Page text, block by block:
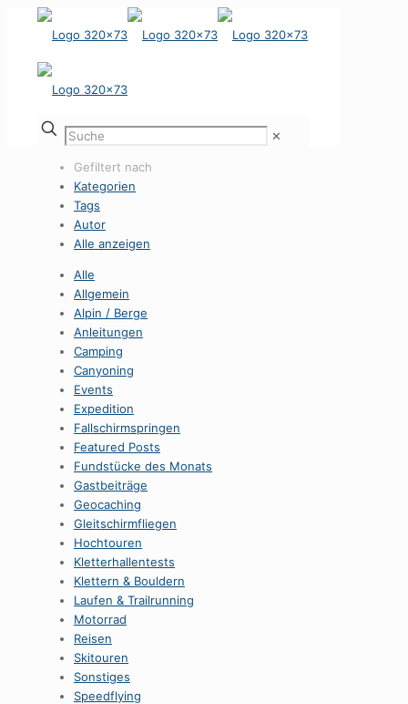
✕
Gefiltert nach
Kategorien
Tags
Autor
Alle anzeigen
Alle
Allgemein
Alpin / Berge
Anleitungen
Camping
Canyoning
Events
Expedition
Fallschirmspringen
Featured Posts
Fundstücke des Monats
Gastbeiträge
Geocaching
Gleitschirmfliegen
Hochtouren
Kletterhallentests
Klettern & Bouldern
Laufen & Trailrunning
Motorrad
Reisen
Skitouren
Sonstiges
Speedflying